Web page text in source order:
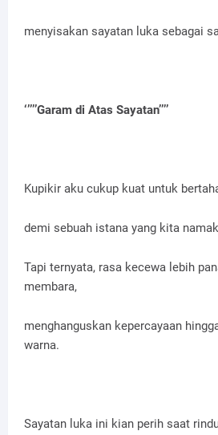
menyisakan sayatan luka sebagai
‘’’’’Garam di Atas Sayatan’’’’
Kupikir aku cukup kuat untuk
demi sebuah istana yang kita
Tapi ternyata, rasa kecewa lebih
membara,
menghanguskan kepercayaan
warna.
Sayatan luka ini kian perih saat